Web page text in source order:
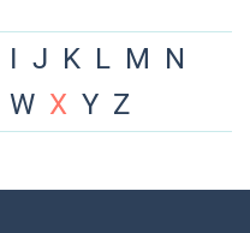
I J K L M N
W X Y Z